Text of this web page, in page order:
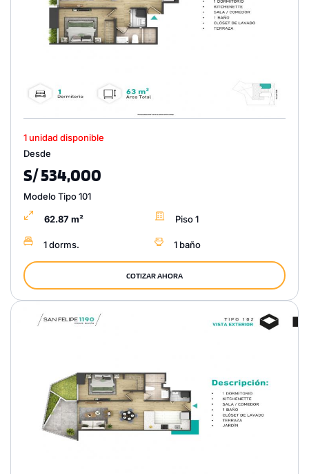
1 unidad disponible
Desde
S/ 534,000
Modelo Tipo 101
62.87 m² Piso 1
1 dorms. 1 baño
COTIZAR AHORA